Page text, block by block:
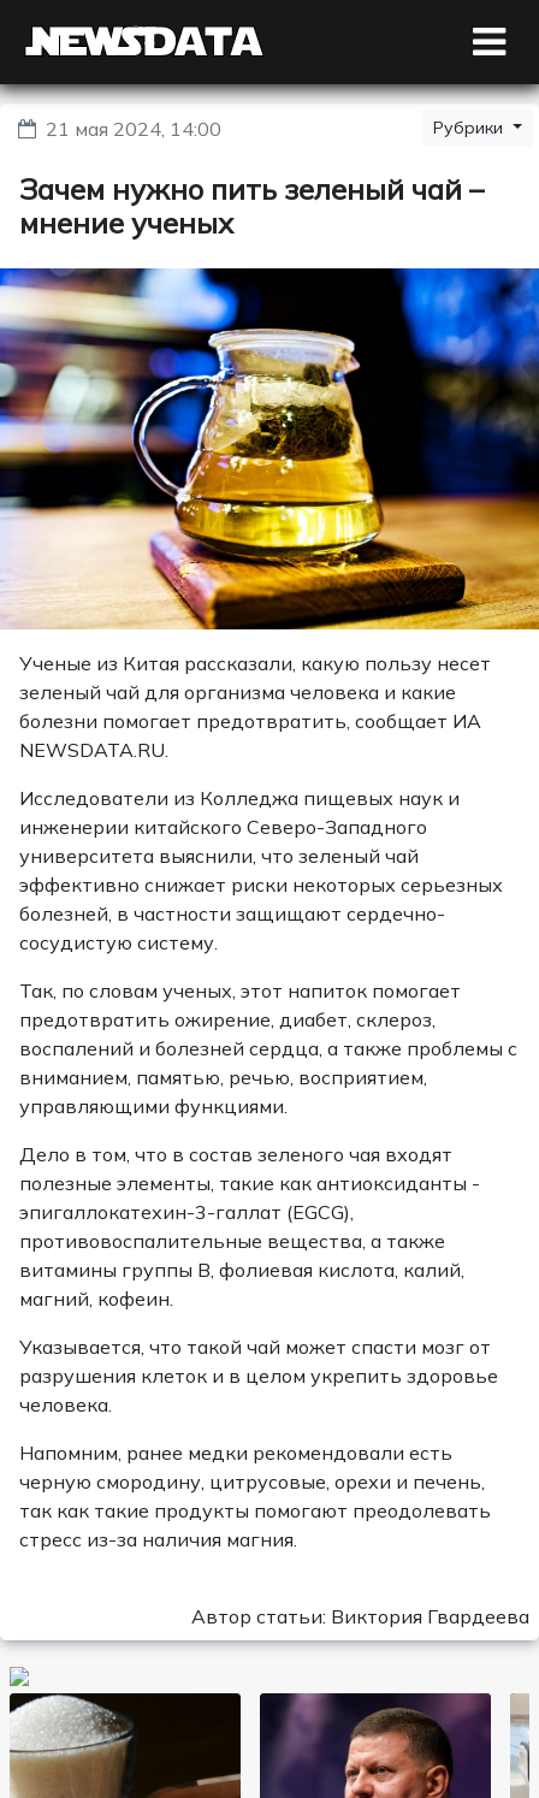
21 мая 2024, 14:00 Рубрики
Зачем нужно пить зеленый чай –
мнение ученых
Ученые из Китая рассказали, какую пользу несет
зеленый чай для организма человека и какие
болезни помогает предотвратить, сообщает ИА
NEWSDATA.RU.
Исследователи из Колледжа пищевых наук и
инженерии китайского Северо-Западного
университета выяснили, что зеленый чай
эффективно снижает риски некоторых серьезных
болезней, в частности защищают сердечно-
сосудистую систему.
Так, по словам ученых, этот напиток помогает
предотвратить ожирение, диабет, склероз,
воспалений и болезней сердца, а также проблемы с
вниманием, памятью, речью, восприятием,
управляющими функциями.
Дело в том, что в состав зеленого чая входят
полезные элементы, такие как антиоксиданты -
эпигаллокатехин-3-галлат (EGCG),
противовоспалительные вещества, а также
витамины группы В, фолиевая кислота, калий,
магний, кофеин.
Указывается, что такой чай может спасти мозг от
разрушения клеток и в целом укрепить здоровье
человека.
Напомним, ранее медки рекомендовали есть
черную смородину, цитрусовые, орехи и печень,
так как такие продукты помогают преодолевать
стресс из-за наличия магния.
Автор статьи: Виктория Гвардеева